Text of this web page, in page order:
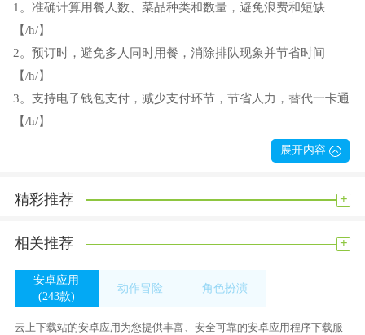
1。准确计算用餐人数、菜品种类和数量，避免浪费和短缺
【/h/】
2。预订时，避免多人同时用餐，消除排队现象并节省时间
【/h/】
3。支持电子钱包支付，减少支付环节，节省人力，替代一卡通
【/h/】
4。提供大数据分析功能，准确统计采购成本，防止采购腐败漏
软件亮点
2。你可以通过手机在线点餐快速付款，非常方便，而且不用排
队付账；
3。还可以在线上参加团战活动。团战价格真的实惠多了！
展开内容
精彩推荐 +
相关推荐 +
安卓应用
(243款)
动作冒险
角色扮演
云上下载站的安卓应用为您提供丰富、安全可靠的安卓应用程序下载服